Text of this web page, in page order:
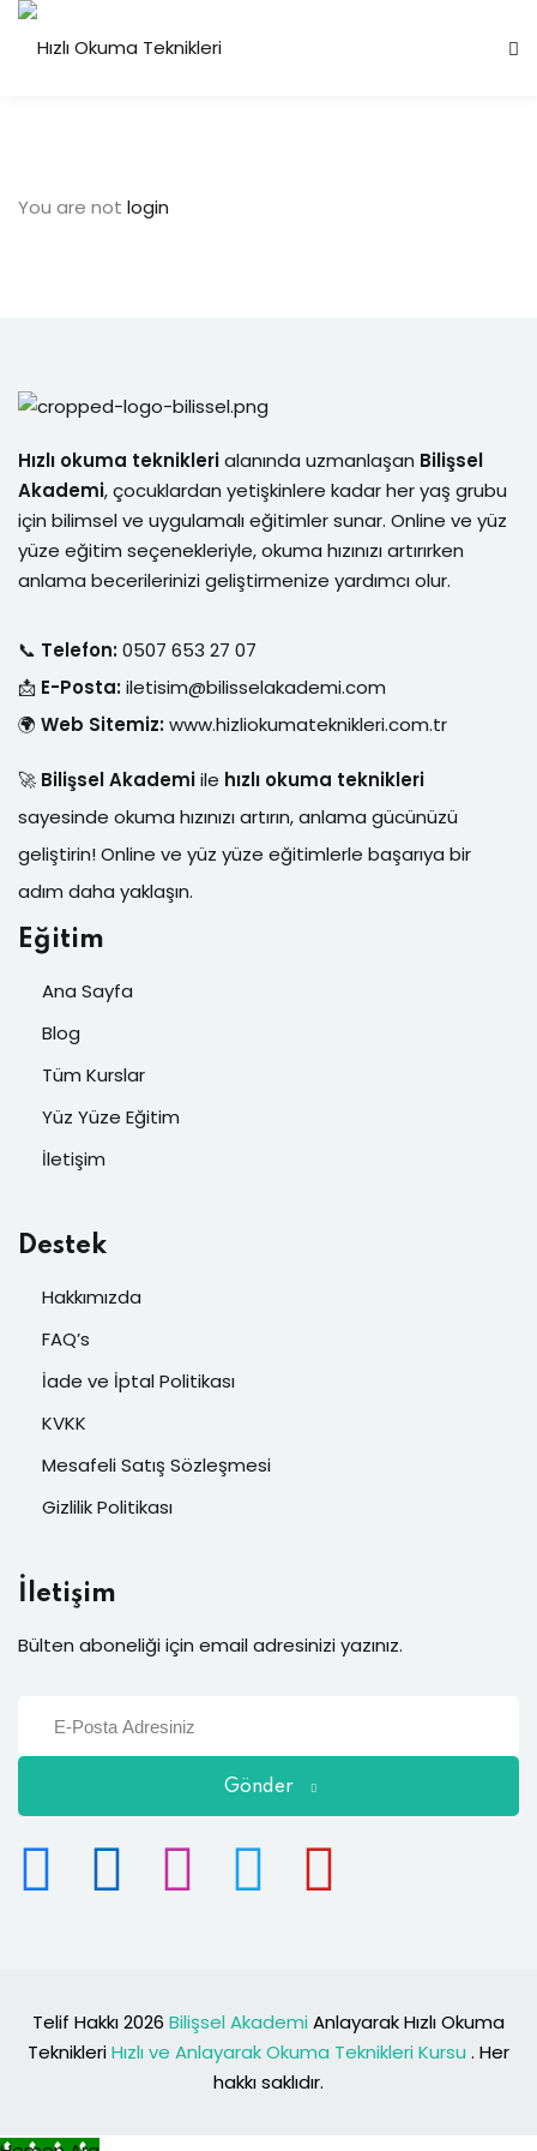
You are not login
Hızlı okuma tekniklerialanında uzmanlaşan Bilişsel
Akademi, çocuklardan yetişkinlere kadar her yaş grubu
için bilimsel ve uygulamalı eğitimler sunar. Online ve yüz
yüze eğitim seçenekleriyle, okuma hızınızı artırırken
anlama becerilerinizi geliştirmenize yardımcı olur.
📞 Telefon:0507 653 27 07
📩 E-Posta:iletisim@bilisselakademi.com
🌍 Web Sitemiz:www.hizliokumateknikleri.com.tr
🚀 Bilişsel Akademiile hızlı okuma teknikleri
sayesinde okuma hızınızı artırın, anlama gücünüzü
geliştirin! Online ve yüz yüze eğitimlerle başarıya bir
adım daha yaklaşın.
Eğitim
Ana Sayfa
Blog
Tüm Kurslar
Yüz Yüze Eğitim
İletişim
Destek
Hakkımızda
FAQ’s
İade ve İptal Politikası
KVKK
Mesafeli Satış Sözleşmesi
Gizlilik Politikası
İletişim
Bülten aboneliği için email adresinizi yazınız.
Gönder
Telif Hakkı 2026 Bilişsel AkademiAnlayarak Hızlı Okuma
TeknikleriHızlı ve Anlayarak Okuma Teknikleri Kursu . Her
hakkı saklıdır.
Sign in
Remember me
Sign up